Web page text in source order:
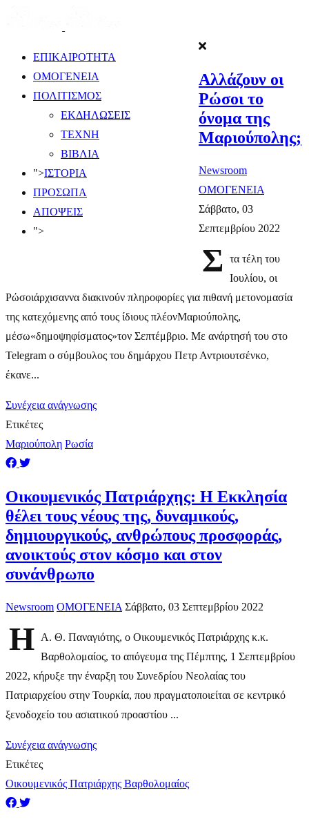
ΕΠΙΚΑΙΡΟΤΗΤΑ
ΟΜΟΓΕΝΕΙΑ
ΠΟΛΙΤΙΣΜΟΣ
ΕΚΔΗΛΩΣΕΙΣ
ΤΕΧΝΗ
ΒΙΒΛΙΑ
">ΙΣΤΟΡΙΑ
ΠΡΟΣΩΠΑ
ΑΠΟΨΕΙΣ
">
​Αλλάζουν οι
Ρώσοι το
όνομα της
Μαριούπολης;
Newsroom
ΟΜΟΓΕΝΕΙΑ
Σάββατο, 03
Σεπτεμβρίου 2022
Σ
τα τέλη του
Ιουλίου, οι
Ρώσοιάρχισαννα διακινούν πληροφορίες για πιθανή μετονομασία
της κατεχόμενης από τους ίδιους πλέονΜαριούπολης,
μέσω«δημοψηφίσματος»τον Σεπτέμβριο. Με ανάρτησή του στο
Telegram ο σύμβουλος του δημάρχου Πετρ Αντριουτσένκο,
έκανε...
Συνέχεια ανάγνωσης
Ετικέτες
Μαριούπολη Ρωσία
Οικουμενικός Πατριάρχης: H Εκκλησία
θέλει τους νέους της, δυναμικούς,
δημιουργικούς, ανθρώπους προσφοράς,
ανοικτούς στον κόσμο και στον
συνάνθρωπο
Newsroom ΟΜΟΓΕΝΕΙΑ Σάββατο, 03 Σεπτεμβρίου 2022
Η
Α. Θ. Παναγιότης, ο Οικουμενικός Πατριάρχης κ.κ.
Βαρθολομαίος, το απόγευμα της Πέμπτης, 1 Σεπτεμβρίου
2022, κήρυξε την έναρξη του Συνεδρίου Νεολαίας του
Πατριαρχείου στην Τουρκία, που πραγματοποιείται σε κεντρικό
ξενοδοχείο του ασιατικού προαστίου ...
Συνέχεια ανάγνωσης
Ετικέτες
Οικουμενικός Πατριάρχης Βαρθολομαίος